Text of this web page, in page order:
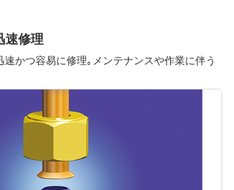
速修理
かつ容易に修理｡メンテナンスや作業に伴う